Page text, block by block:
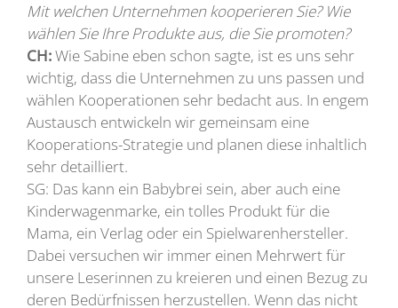
Mit welchen Unternehmen kooperieren Sie? Wie
wählen Sie Ihre Produkte aus, die Sie promoten?
CH:Wie Sabine eben schon sagte, ist es uns sehr
wichtig, dass die Unternehmen zu uns passen und
wählen Kooperationen sehr bedacht aus. In engem
Austausch entwickeln wir gemeinsam eine
Kooperations-Strategie und planen diese inhaltlich
sehr detailliert.
SG: Das kann ein Babybrei sein, aber auch eine
Kinderwagenmarke, ein tolles Produkt für die
Mama, ein Verlag oder ein Spielwarenhersteller.
Dabei versuchen wir immer einen Mehrwert für
unsere Leserinnen zu kreieren und einen Bezug zu
deren Bedürfnissen herzustellen. Wenn das nicht